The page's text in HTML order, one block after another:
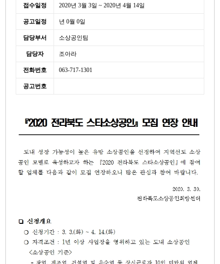
접수일정 2020년 3월 3일 ~ 2020년 4월 14일
공고일정 년 0월 0일
담당부서 소상공인팀
담당자 조아라
전화번호 063-717-1301
공고번호